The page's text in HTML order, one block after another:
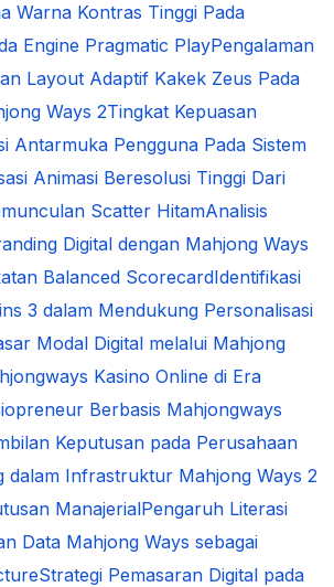
Warna Kontras Tinggi Pada
Engine Pragmatic PlayPengalaman
Layout Adaptif Kakek Zeus Pada
Ways 2Tingkat Kepuasan
Antarmuka Pengguna Pada Sistem
Animasi Beresolusi Tinggi Dari
Scatter HitamAnalisis
Digital dengan Mahjong Ways
Balanced ScorecardIdentifikasi
3 dalam Mendukung Personalisasi
Modal Digital melalui Mahjong
Kasino Online di Era
Berbasis Mahjongways
Keputusan pada Perusahaan
dalam Infrastruktur Mahjong Ways 2
ManajerialPengaruh Literasi
Data Mahjong Ways sebagai
Strategi Pemasaran Digital pada